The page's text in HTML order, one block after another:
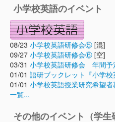
小学校英語のイベント
08/23 小学校英語研修会⑤ [混]
09/27 小学校英語研修会⑥ [空]
03/31 小学校英語研修会 年間予
01/01 語研ブックレット『小学校
01/01 小学校英語授業研究希望者
一覧...
その他のイベント（学